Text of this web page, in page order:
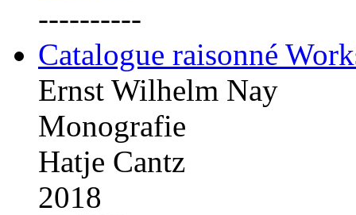
----------
Catalogue raisonné
Ernst Wilhelm Nay
Monografie
Hatje Cantz
2018